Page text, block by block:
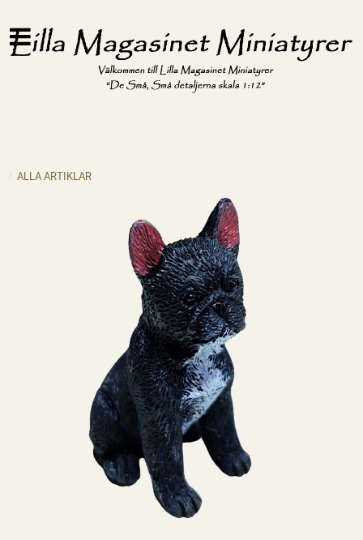
ALLA ARTIKLAR